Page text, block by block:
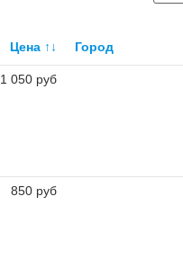
Цена ↑↓ Город
1 050 руб
850 руб